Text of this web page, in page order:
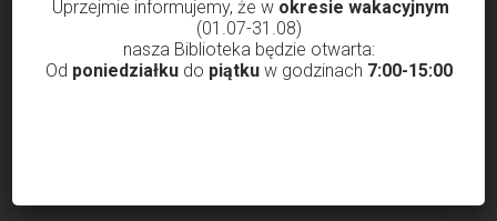
Uprzejmie informujemy, że w okresie wakacyjnym
(01.07-31.08)
nasza Biblioteka będzie otwarta:
Od poniedziałkudo piątkuw godzinach 7:00-15:00